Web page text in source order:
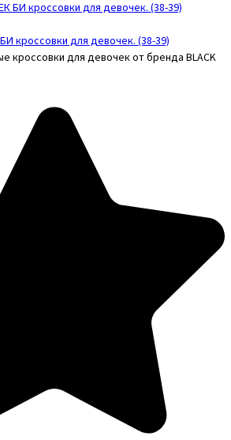
кроссовки для девочек. (38-39)
кроссовки для девочек от бренда BLACK